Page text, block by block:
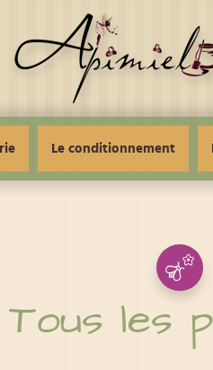
Tous les
Le conditionnement